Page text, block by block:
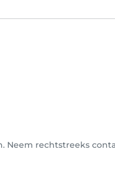
Neem rechtstreeks